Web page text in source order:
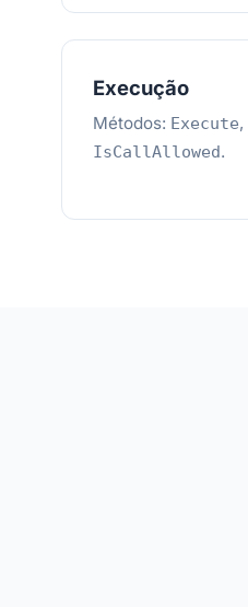
Execução
Métodos: Execute,
IsCallAllowed.